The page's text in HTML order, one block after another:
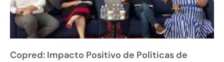
Copred: Impacto Positivo de Políticas de